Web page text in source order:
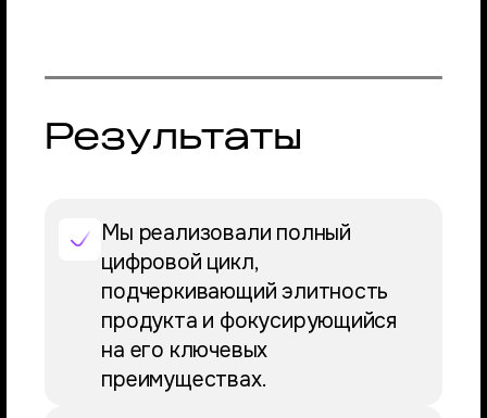
Результаты
Мы реализовали полный
цифровой цикл,
подчеркивающий элитность
продукта и фокусирующийся
на его ключевых
преимуществах.